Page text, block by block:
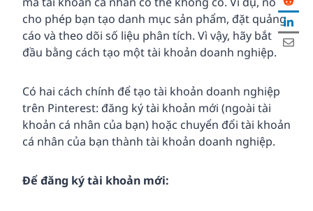
cho phép bạn tạo danh mục sản phẩm, đặt quảng
cáo và theo dõi số liệu phân tích. Vì vậy, hãy bắt
đầu bằng cách tạo một tài khoản doanh nghiệp.
Có hai cách chính để tạo tài khoản doanh nghiệp
trên Pinterest: đăng ký tài khoản mới (ngoài tài
khoản cá nhân của bạn) hoặc chuyển đổi tài khoản
cá nhân của bạn thành tài khoản doanh nghiệp.
Để đăng ký tài khoản mới: